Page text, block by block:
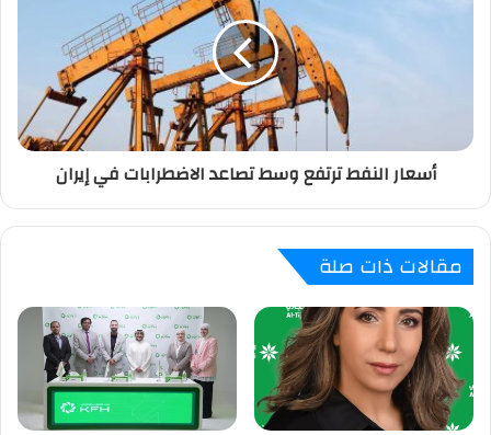
أسعار النفط ترتفع وسط تصاعد الاضطرابات في إيران
مقالات ذات صلة